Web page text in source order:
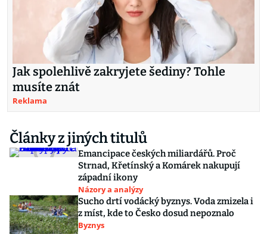
Jak spolehlivě zakryjete šediny? Tohle
musíte znát
Reklama
Články z jiných titulů
Emancipace českých miliardářů. Proč
Strnad, Křetínský a Komárek nakupují
západní ikony
Názory a analýzy
Sucho drtí vodácký byznys. Voda zmizela i
z míst, kde to Česko dosud nepoznalo
Byznys